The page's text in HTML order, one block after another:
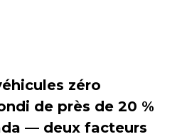
zéro
de près de 20 %
— deux facteurs